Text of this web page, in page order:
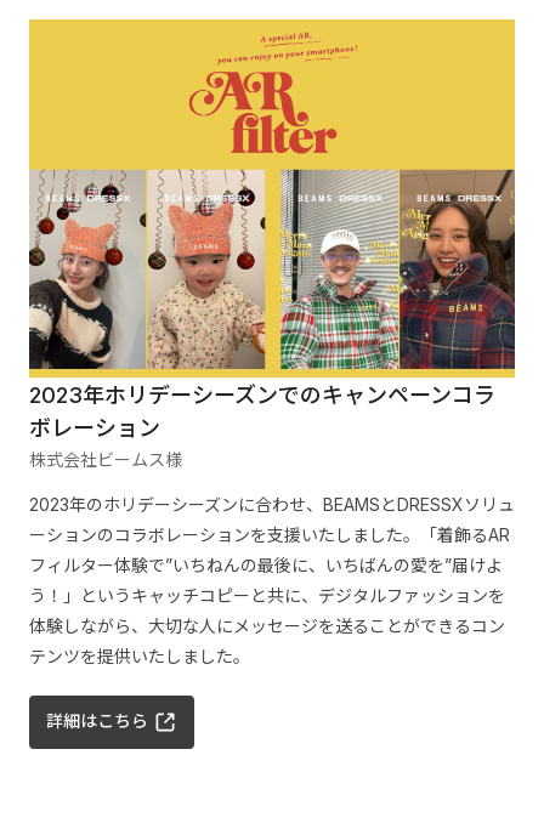
2023年ホリデーシーズンでのキャンペーンコラ
ボレーション
株式会社ビームス様
2023年のホリデーシーズンに合わせ、BEAMSとDRESSXソリュ
ーションのコラボレーションを支援いたしました。「着飾るAR
フィルター体験で”いちねんの最後に、いちばんの愛を”届けよ
う！」というキャッチコピーと共に、デジタルファッションを
体験しながら、大切な人にメッセージを送ることができるコン
テンツを提供いたしました。
詳細はこちら